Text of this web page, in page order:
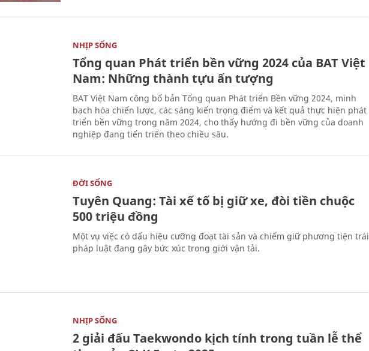
NHỊP SỐNG
Tổng quan Phát triển bền vững 2024 của BAT Việt
Nam: Những thành tựu ấn tượng
BAT Việt Nam công bố bản Tổng quan Phát triển Bền vững 2024, minh
bạch hóa chiến lược, các sáng kiến trọng điểm và kết quả thực hiện phát
triển bền vững trong năm 2024, cho thấy hướng đi bền vững của doanh
nghiệp đang tiến triển theo chiều sâu.
ĐỜI SỐNG
Tuyên Quang: Tài xế tố bị giữ xe, đòi tiền chuộc
500 triệu đồng
Một vụ việc có dấu hiệu cưỡng đoạt tài sản và chiếm giữ phương tiện trái
pháp luật đang gây bức xúc trong giới vận tải.
NHỊP SỐNG
2 giải đấu Taekwondo kịch tính trong tuần lễ thể